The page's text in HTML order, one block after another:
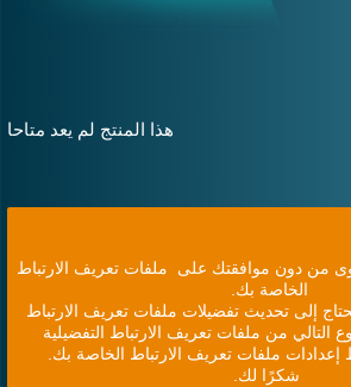
هذا المنتج لم يعد متاحا
من دون موافقتك على ملفات تعريف الارتباط
الخاصة بك.
إلى تحديث تفضيلات ملفات تعريف الارتباط
التالي من ملفات تعريف الارتباط التفضيلية
ملفات تعريف الارتباط الخاصة بك.
شكرًا لك.